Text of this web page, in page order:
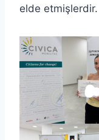
elde etmişlerdir.